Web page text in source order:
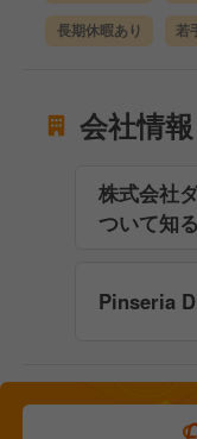
長期休暇あり 若
会社情報
株式会社
ついて知る
Pinseria